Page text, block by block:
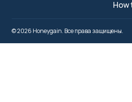
© 2026 Honeygain. Все права защищены.